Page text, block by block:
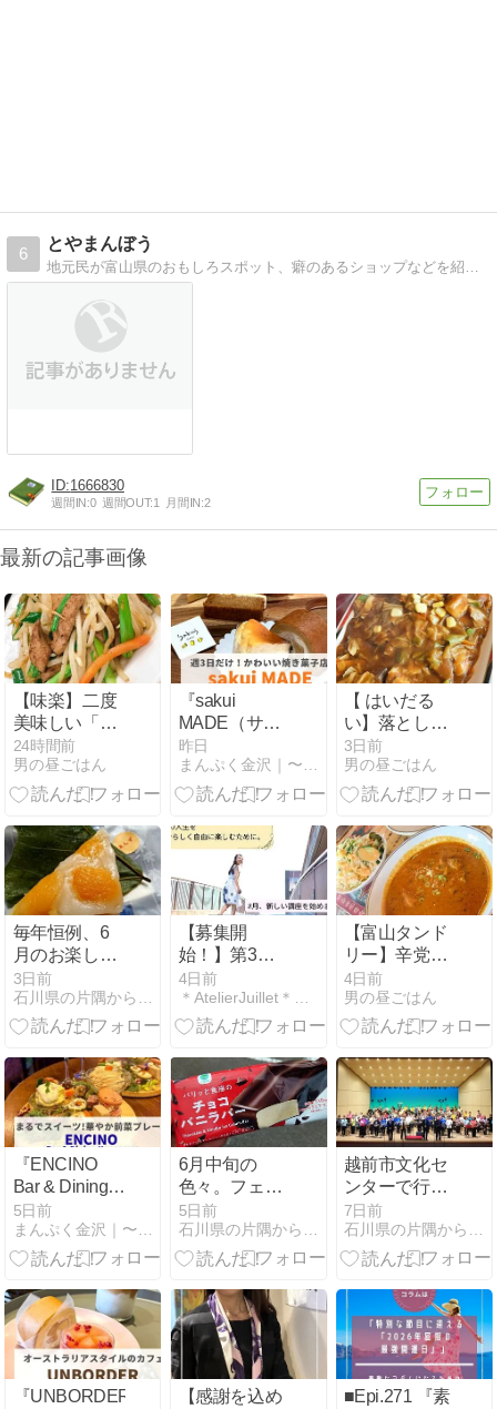
6
とやまんぼう
地元民が富山県のおもしろスポット、癖のあるショップなどを紹介します。 2015年北陸新幹線開通で観光に来て欲しい！という思いでブログを立ち上げました。
1666830
週間IN:0 週間OUT:1 月間IN:2
最新の記事画像
【味楽】二度
美味しい「ニ
ラレバ」でス
タミナ丼
24時間前
男の昼ごはん
『sakui
MADE（サク
イメイド）』
週3日だけの
かわいい焼き
昨日
まんぷく金沢｜〜美味しい金沢グルメでお腹いっぱい！〜
【 はいだる
い】落とした
百円玉を活が
イイと例える
女将さん
3日前
男の昼ごはん
毎年恒例、6
月のお楽しみ
と言えばやっ
ぱり水無月。
3日前
【募集開
始！】第3の
人生を、自分
らしく自由に
楽しむための
日間のオンラ
イン講座
4日前
【富山タンド
リー】辛党に
お勧め町イン
ドカレー
4日前
男の昼ごはん
『ENCINO
Bar & Dining
Kanazawa』
まるでスイー
ツ！華やかな
特別な夜を
【PR】
5日前
6月中旬の
色々。フェル
メール展の抽
選結果。
5日前
越前市文化セ
ンターで行わ
れたPops in
BRASSに、コ
ントラバスと
7日前
『UNBORDER（ア
【感謝を込め
■Epi.271 『素